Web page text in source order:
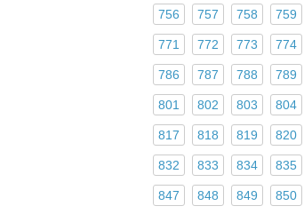
756 757 758 759
771 772 773 774
786 787 788 789
801 802 803 804
817 818 819 820
832 833 834 835
847 848 849 850